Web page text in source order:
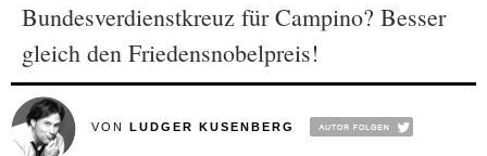
Bundesverdienstkreuz für Campino? Besser
gleich den Friedensnobelpreis!
VON LUDGER KUSENBERG